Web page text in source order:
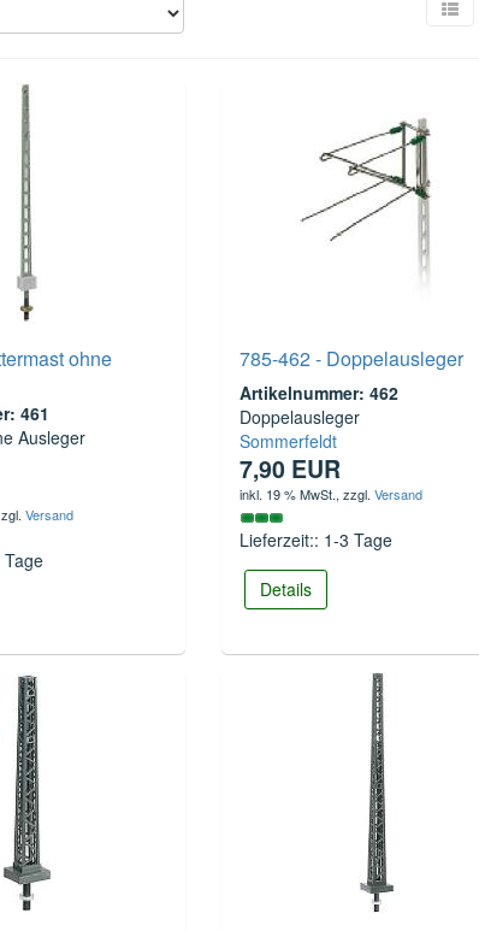
ohne
461
Ausleger
Versand
785-462 - Doppelausleger
Artikelnummer: 462
Doppelausleger
Sommerfeldt
7,90 EUR
inkl. 19 % MwSt., zzgl. Versand
Lieferzeit:: 1-3 Tage
Details